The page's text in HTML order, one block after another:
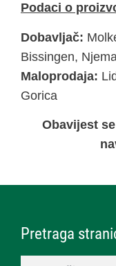
Podaci o
Dobavljač:
Bissingen,
Maloprodaja:
Gorica
Obavijest
Pretraga